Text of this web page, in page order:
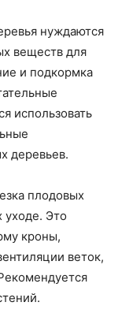
нуждаются
веществ для
и подкормка
использовать
деревьев.
плодовых
уходе. Это
кроны,
веток,